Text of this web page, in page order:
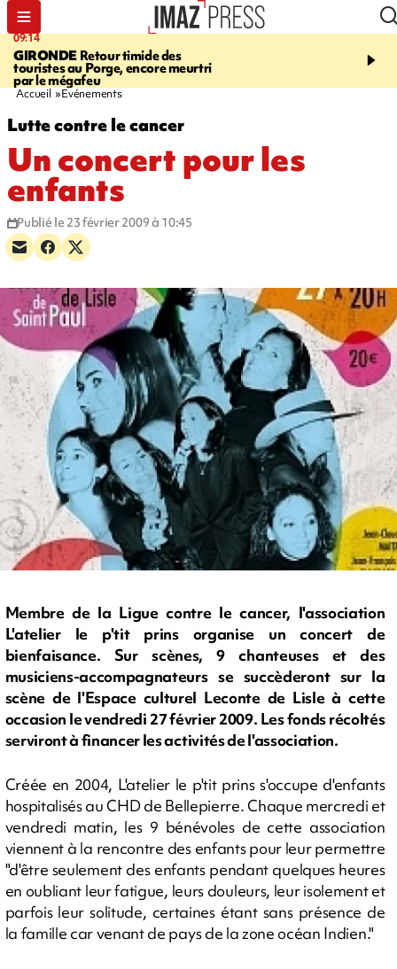
09:14
GIRONDE Retour timide des
touristes au Porge, encore meurtri
par le mégafeu
13:09
Des
font cinq morts en
Accueil Evénements
Lutte contre le cancer
Un concert pour les
enfants
Publié le 23 février 2009 à 10:45
Membre de la Ligue contre le cancer, l'association
L'atelier le p'tit prins organise un concert de
bienfaisance. Sur scènes, 9 chanteuses et des
musiciens-accompagnateurs se succèderont sur la
scène de l'Espace culturel Leconte de Lisle à cette
occasion le vendredi 27 février 2009. Les fonds récoltés
serviront à financer les activités de l'association.
Créée en 2004, L'atelier le p'tit prins s'occupe d'enfants
hospitalisés au CHD de Bellepierre. Chaque mercredi et
vendredi matin, les 9 bénévoles de cette association
viennent à la rencontre des enfants pour leur permettre
"d'être seulement des enfants pendant quelques heures
en oubliant leur fatigue, leurs douleurs, leur isolement et
parfois leur solitude, certaines étant sans présence de
la famille car venant de pays de la zone océan Indien."